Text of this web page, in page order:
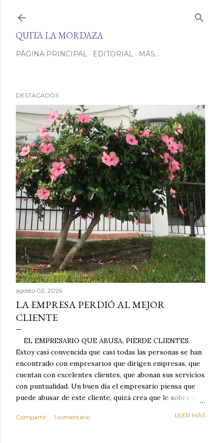
QUITA LA MORDAZA
PÁGINA PRINCIPAL EDITORIAL MÁS…
DESTACADOS
agosto 02, 2026
LA EMPRESA PERDIÓ AL MEJOR
CLIENTE
EL EMPRESARIO QUE ABUSA, PIERDE CLIENTES.
Estoy casi convencida que casi todas las personas se han
encontrado con empresarios que dirigen empresas, que
cuentan con excelentes clientes, que abonan sus servicios
con puntualidad. Un buen día el empresario piensa que
puede abusar de este cliente, quizá crea que le sobra el
dinero porque la mayoría de los otros pagan mal y
tarde y en ocasiones ni abonan los servicios. Cuando una
Compartir 1 comentario LEER MÁS